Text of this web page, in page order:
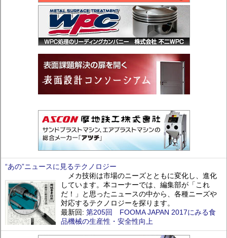
“あの”ニュースに見るテクノロジー
メカ技術は市場のニーズとともに変化し、進化
しています。本コーナーでは、編集部が「これ
だ！」と思ったニュースの中から、各種ニーズや
対応するテクノロジーを探ります。
最新回: 第205回 FOOMA JAPAN 2017にみる食
品機械の生産性・安全性向上